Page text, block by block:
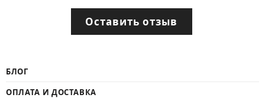
Оставить отзыв
БЛОГ
ОПЛАТА И ДОСТАВКА